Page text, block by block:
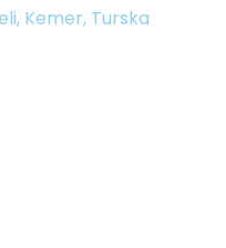
, Kemer, Turska